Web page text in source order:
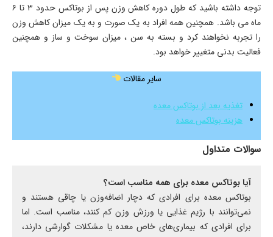
توجه داشته باشید که طول دوره کاهش وزن پس از بوتاکس حدود ۳ تا ۶
ماه می باشد. همچنین همه افراد به یک صورت و به یک میزان کاهش وزن
را تجربه نخواهند کرد و بسته به سن ، میزان سوخت و ساز و همچنین
فعالیت بدنی متغییر خواهد بود.
سایر مقالات
تغذیه بعد از بوتاکس معده
هزینه بوتاکس معده
سوالات متداول
آیا بوتاکس معده برای همه مناسب است؟
بوتاکس معده برای افرادی که دچار اضافه‌وزن یا چاقی هستند و
نمی‌توانند با رژیم غذایی یا ورزش وزن کم کنند، مناسب است. اما
برای افرادی که بیماری‌های خاص معده یا مشکلات گوارشی دارند،